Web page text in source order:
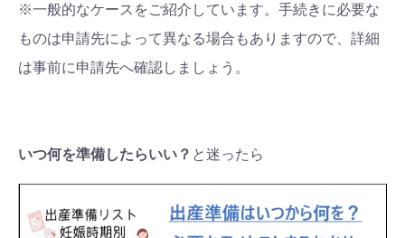
※一般的なケースをご紹介しています。手続きに必要な
ものは申請先によって異なる場合もありますので、詳細
は事前に申請先へ確認しましょう。
いつ何を準備したらいい？ と迷ったら